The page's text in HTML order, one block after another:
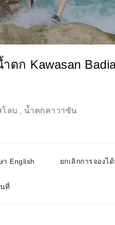
ตก Kawasan
โลบ น้ำตกคาวาซัน
า English ยกเลิกการจองไ
ที่